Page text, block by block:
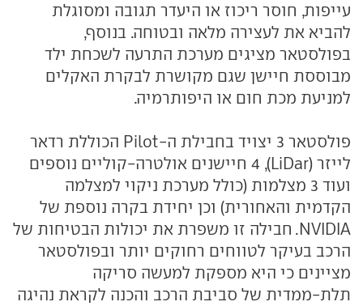
עייפות, חוסר ריכוז או היעדר תגובה ומסוגלת
להביא את לעצירה מלאה ובטוחה. בנוסף,
בפולסטאר מציגים מערכת התרעה לשכחת ילד
מבוססת חיישן שגם מקושרת לבקרת האקלים
למניעת מכת חום או היפותרמיה.
פולסטאר 3 יצויד בחבילת ה-Pilot הכוללת רדאר
לייזר (LiDar), 4 חיישנים אולטרה-קוליים נוספים
ועוד 3 מצלמות (כולל מערכת ניקוי למצלמה
הקדמית והאחורית) וכן יחידת בקרה נוספת של
NVIDIA. חבילה זו משפרת את יכולות הבטיחות של
הרכב בעיקר לטווחים רחוקים יותר ובפולסטאר
מציינים כי היא מספקת למעשה סריקה
תלת-ממדית של סביבת הרכב והכנה לקראת נהיגה